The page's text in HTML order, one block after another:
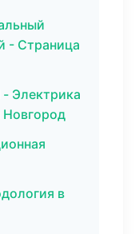
- Страница
Электрика
в